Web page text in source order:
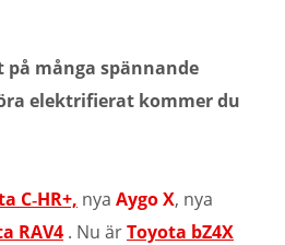
på många spännande
elektrifierat kommer du
C‑HR+, nya Aygo X, nya
RAV4 . Nu ärToyota bZ4X